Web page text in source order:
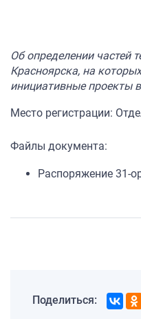
Об определении частей
Красноярска, на
инициативные проекты
Место регистрации:
Файлы документа:
Распоряжение 31-
Поделиться: